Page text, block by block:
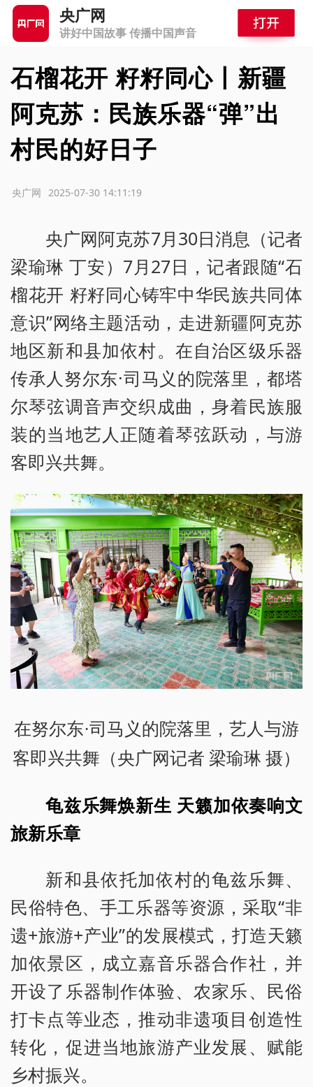
央广网
讲好中国故事 传播中国声音
石榴花开 籽籽同心丨新疆
阿克苏：民族乐器“弹”出
村民的好日子
2025-07-30 14:11:19
央广网
央广网阿克苏7月30日消息（记者
梁瑜琳 丁安）7月27日，记者跟随“石
榴花开 籽籽同心铸牢中华民族共同体
意识”网络主题活动，走进新疆阿克苏
地区新和县加依村。在自治区级乐器
传承人努尔东·司马义的院落里，都塔
尔琴弦调音声交织成曲，身着民族服
装的当地艺人正随着琴弦跃动，与游
客即兴共舞。
在努尔东·司马义的院落里，艺人与游
客即兴共舞（央广网记者 梁瑜琳 摄）
龟兹乐舞焕新生 天籁加依奏响文
旅新乐章
新和县依托加依村的龟兹乐舞、
民俗特色、手工乐器等资源，采取“非
遗+旅游+产业”的发展模式，打造天籁
加依景区，成立嘉音乐器合作社，并
开设了乐器制作体验、农家乐、民俗
打卡点等业态，推动非遗项目创造性
转化，促进当地旅游产业发展、赋能
乡村振兴。